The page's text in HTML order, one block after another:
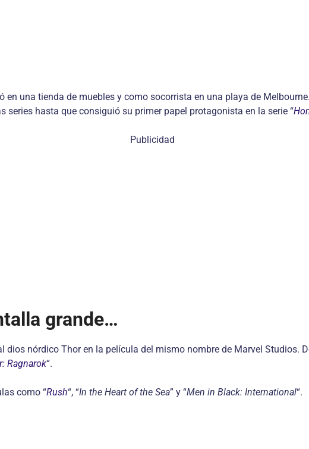
una tienda de muebles y como socorrista en una playa de
series hasta que consiguió su primer papel protagonista en la serie “
Publicidad
grande…
nórdico Thor en la película del mismo nombre de Marvel Studios.
Ragnarok“.
como “Rush“, “In the Heart of the Sea” y “Men in Black: International“.